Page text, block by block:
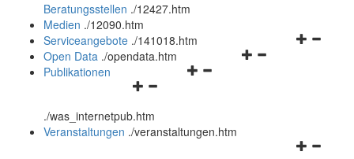
und
schließen
Beratungsstellen ./12427.htm
Medien ./12090.htm
Navigationsmenü
Serviceangebote ./141018.htm
Navigationsmenü
Open Data ./opendata.htm
Navigationsmenü
und
schließen
Publikationen
./was_internetpub.htm
Veranstaltungen ./veranstaltungen.htm